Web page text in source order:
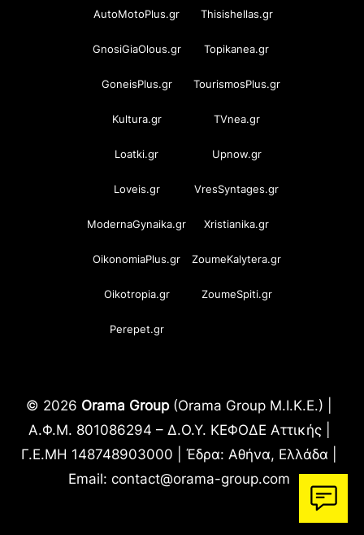
AutoMotoPlus.gr Thisishellas.gr
GnosiGiaOlous.gr Topikanea.gr
GoneisPlus.gr TourismosPlus.gr
Kultura.gr TVnea.gr
Loatki.gr Upnow.gr
Loveis.gr VresSyntages.gr
ModernaGynaika.gr Xristianika.gr
OikonomiaPlus.gr ZoumeKalytera.gr
Oikotropia.gr ZoumeSpiti.gr
Perepet.gr
© 2026 Orama Group(Orama Group Μ.Ι.Κ.Ε.) |
Α.Φ.Μ. 801086294 – Δ.Ο.Υ. ΚΕΦΟΔΕ Αττικής |
Γ.Ε.ΜΗ 148748903000 | Έδρα: Αθήνα, Ελλάδα |
Email: contact@orama-group.com